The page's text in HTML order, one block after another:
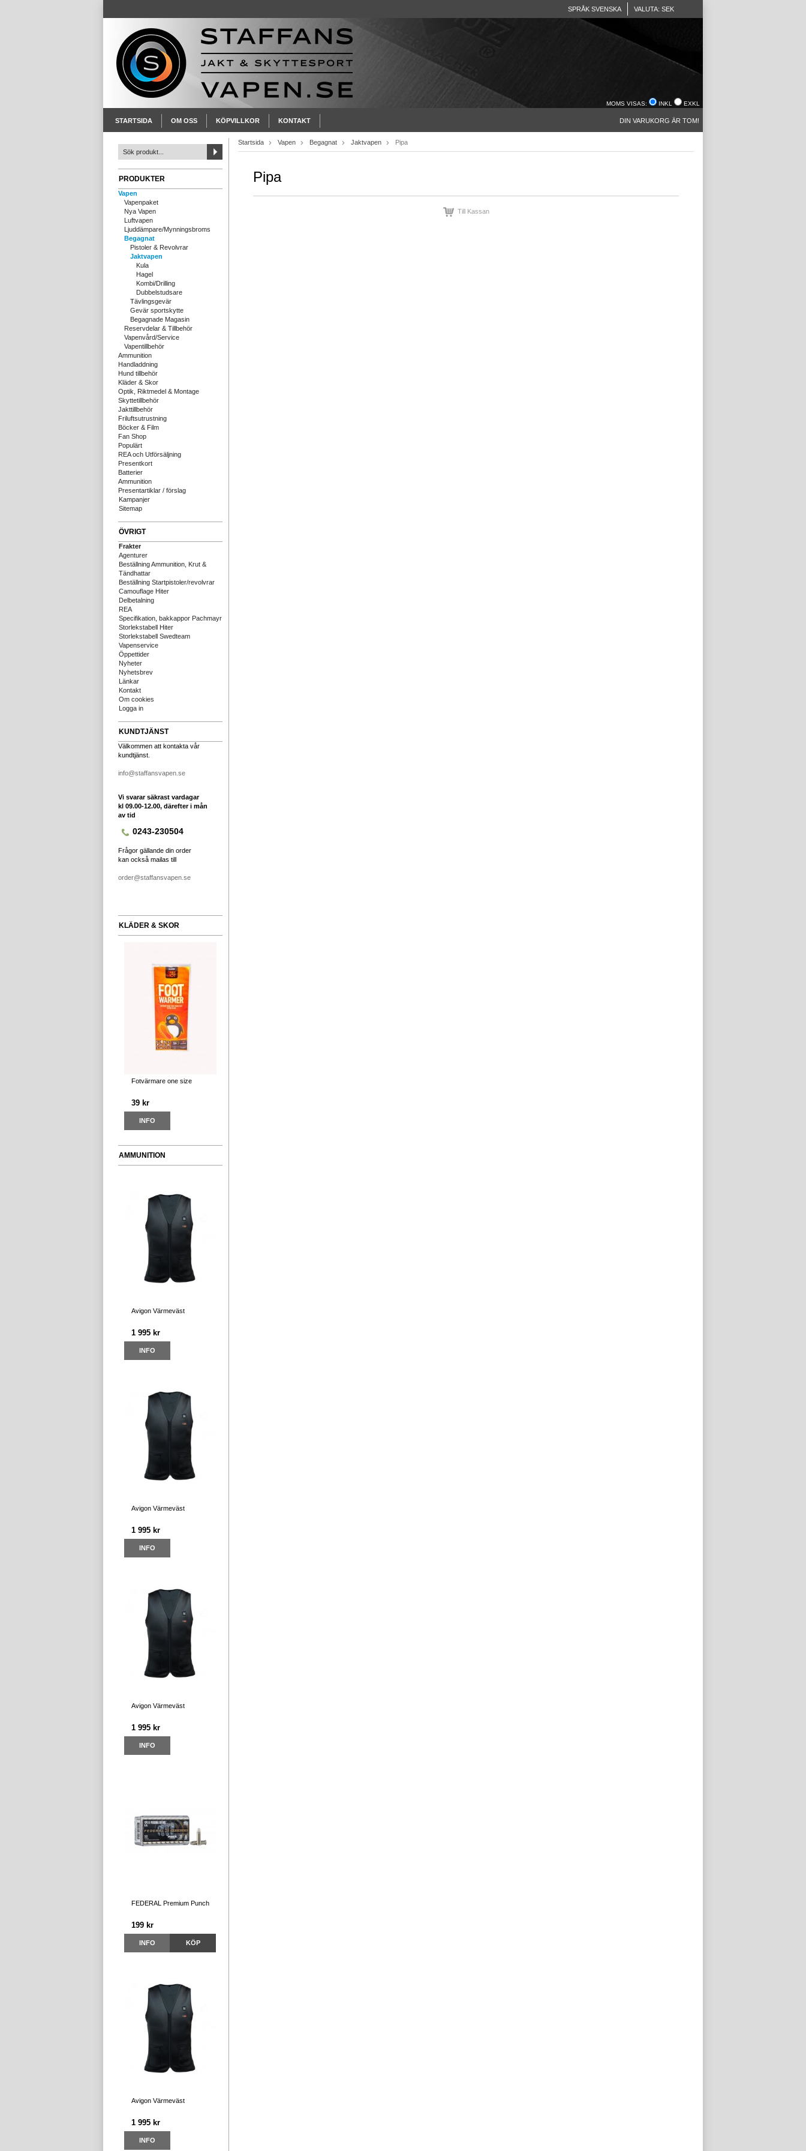
SPRÅK SVENSKA VALUTA: SEK
MOMS VISAS: INKL EXKL
STARTSIDA OM OSS KÖPVILLKOR KONTAKT DIN VARUKORG ÄR TOM!
PRODUKTER
Vapen
Vapenpaket
Nya Vapen
Luftvapen
Ljuddämpare/Mynningsbroms
Begagnat
Pistoler & Revolvrar
Jaktvapen
Kula
Hagel
Kombi/Drilling
Dubbelstudsare
Tävlingsgevär
Gevär sportskytte
Begagnade Magasin
Reservdelar & Tillbehör
Vapenvård/Service
Vapentillbehör
Ammunition
Handladdning
Hund tillbehör
Kläder & Skor
Optik, Riktmedel & Montage
Skyttetillbehör
Jakttillbehör
Friluftsutrustning
Böcker & Film
Fan Shop
Populärt
REA och Utförsäljning
Presentkort
Batterier
Ammunition
Presentartiklar / förslag
Kampanjer
Sitemap
ÖVRIGT
Frakter
Agenturer
Beställning Ammunition, Krut &
Tändhattar
Beställning Startpistoler/revolvrar
Camouflage Hiter
Delbetalning
REA
Specifikation, bakkappor Pachmayr
Storlekstabell Hiter
Storlekstabell Swedteam
Vapenservice
Öppettider
Nyheter
Nyhetsbrev
Länkar
Kontakt
Om cookies
Logga in
KUNDTJÄNST
Välkommen att kontakta vår
kundtjänst.
info@staffansvapen.se
Vi svarar säkrast vardagar
kl 09.00-12.00, därefter i mån
av tid
0243-230504
Frågor gällande din order
kan också mailas till
order@staffansvapen.se
KLÄDER & SKOR
Fotvärmare one size
39 kr
INFO
AMMUNITION
Avigon Värmeväst
1 995 kr
INFO
Avigon Värmeväst
1 995 kr
INFO
Avigon Värmeväst
1 995 kr
INFO
FEDERAL Premium Punch
199 kr
INFO KÖP
Avigon Värmeväst
1 995 kr
INFO
Startsida Vapen Begagnat Jaktvapen Pipa
Pipa
Till Kassan